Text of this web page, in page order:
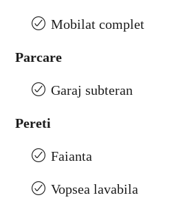
Mobilat complet
Parcare
Garaj subteran
Pereti
Faianta
Vopsea lavabila